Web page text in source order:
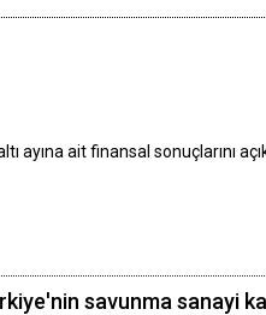
ayına ait finansal sonuçlarını
savunma sanayi